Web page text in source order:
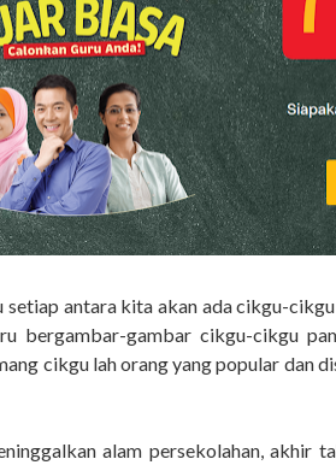
setiap antara kita akan ada cikgu-
bergambar-gambar cikgu-cikgu
cikgu lah orang yang popular dan
alam persekolahan, akhir